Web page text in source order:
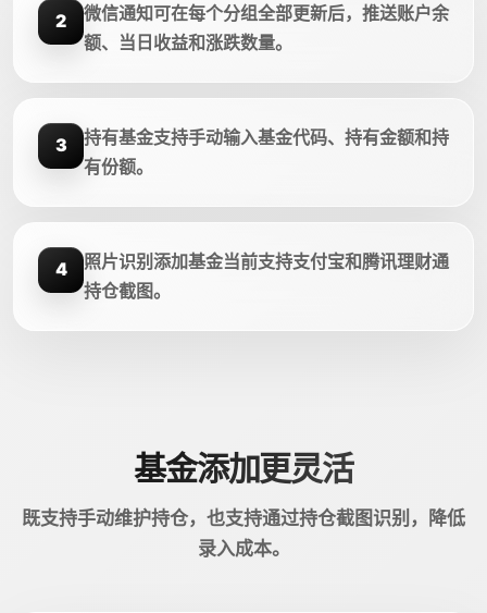
2
微信通知可在每个分组全部更新后，推送账户余
额、当日收益和涨跌数量。
3
持有基金支持手动输入基金代码、持有金额和持
有份额。
4
照片识别添加基金当前支持支付宝和腾讯理财通
持仓截图。
基金添加更灵活
既支持手动维护持仓，也支持通过持仓截图识别，降低
录入成本。